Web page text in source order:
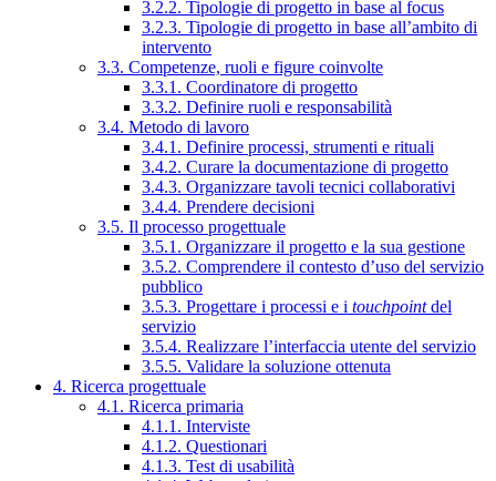
3.2.2. Tipologie di progetto in base al focus
3.2.3. Tipologie di progetto in base all’ambito di
intervento
3.3. Competenze, ruoli e figure coinvolte
3.3.1. Coordinatore di progetto
3.3.2. Definire ruoli e responsabilità
3.4. Metodo di lavoro
3.4.1. Definire processi, strumenti e rituali
3.4.2. Curare la documentazione di progetto
3.4.3. Organizzare tavoli tecnici collaborativi
3.4.4. Prendere decisioni
3.5. Il processo progettuale
3.5.1. Organizzare il progetto e la sua gestione
3.5.2. Comprendere il contesto d’uso del servizio
pubblico
3.5.3. Progettare i processi e i touchpointdel
servizio
3.5.4. Realizzare l’interfaccia utente del servizio
3.5.5. Validare la soluzione ottenuta
4. Ricerca progettuale
4.1. Ricerca primaria
4.1.1. Interviste
4.1.2. Questionari
4.1.3. Test di usabilità